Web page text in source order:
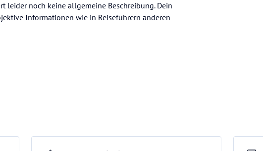
leider noch keine allgemeine Beschreibung. Dein
Informationen wie in Reiseführern anderen